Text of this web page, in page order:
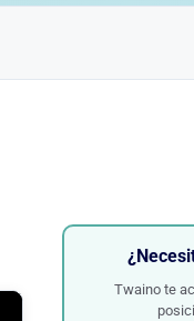
Twaino te